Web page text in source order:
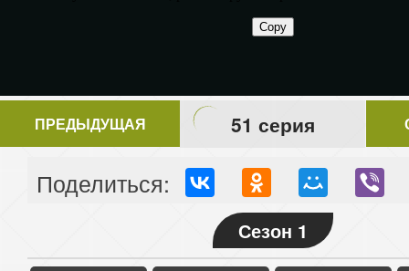
ПРЕДЫДУЩАЯ 51 серия
Поделиться:
Сезон 1